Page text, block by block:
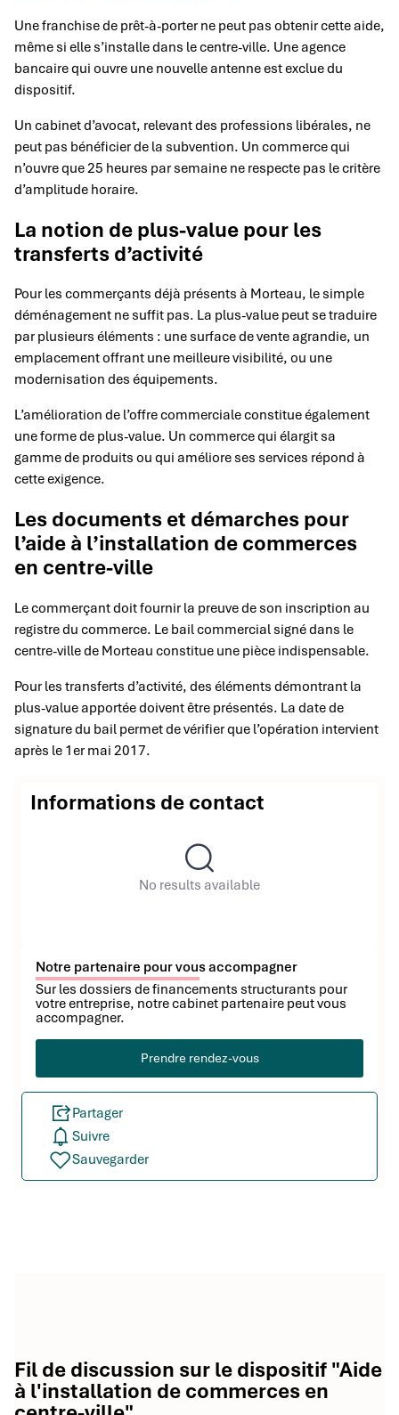
Une franchise de prêt-à-porter ne peut pas obtenir cette aide,
même si elle s’installe dans le centre-ville. Une agence
bancaire qui ouvre une nouvelle antenne est exclue du
dispositif.
Un cabinet d’avocat, relevant des professions libérales, ne
peut pas bénéficier de la subvention. Un commerce qui
n’ouvre que 25 heures par semaine ne respecte pas le critère
d’amplitude horaire.
La notion de plus-value pour les
transferts d’activité
Pour les commerçants déjà présents à Morteau, le simple
déménagement ne suffit pas. La plus-value peut se traduire
par plusieurs éléments : une surface de vente agrandie, un
emplacement offrant une meilleure visibilité, ou une
modernisation des équipements.
L’amélioration de l’offre commerciale constitue également
une forme de plus-value. Un commerce qui élargit sa
gamme de produits ou qui améliore ses services répond à
cette exigence.
Les documents et démarches pour
l’aide à l’installation de commerces
en centre-ville
Le commerçant doit fournir la preuve de son inscription au
registre du commerce. Le bail commercial signé dans le
centre-ville de Morteau constitue une pièce indispensable.
Pour les transferts d’activité, des éléments démontrant la
plus-value apportée doivent être présentés. La date de
signature du bail permet de vérifier que l’opération intervient
après le 1er mai 2017.
Informations de contact
No results available
Notre partenaire pour vous accompagner
Sur les dossiers de financements structurants pour
votre entreprise, notre cabinet partenaire peut vous
accompagner.
Prendre rendez-vous
Partager
Suivre
Sauvegarder
Fil de discussion sur le dispositif "Aide
à l'installation de commerces en